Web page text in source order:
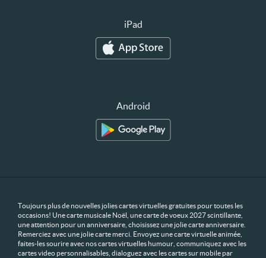
iPad
Android
Toujours plus de nouvelles jolies cartes virtuelles gratuites pour toutes les
occasions! Une carte musicale Noël, une carte de voeux 2027 scintillante,
une attention pour un anniversaire, choisissez une jolie carte anniversaire.
Remerciez avec une jolie carte merci. Envoyez une carte virtuelle animée,
faites-les sourire avec nos cartes virtuelles humour, communiquez avec les
cartes video personnalisables, dialoguez avec les cartes sur mobile par